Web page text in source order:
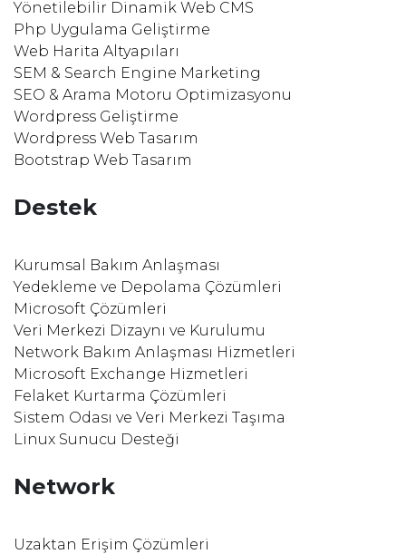
Yönetilebilir Dinamik Web CMS
Php Uygulama Geliştirme
Web Harita Altyapıları
SEM & Search Engine Marketing
SEO & Arama Motoru Optimizasyonu
Wordpress Geliştirme
Wordpress Web Tasarım
Bootstrap Web Tasarım
Destek
Kurumsal Bakım Anlaşması
Yedekleme ve Depolama Çözümleri
Microsoft Çözümleri
Veri Merkezi Dizaynı ve Kurulumu
Network Bakım Anlaşması Hizmetleri
Microsoft Exchange Hizmetleri
Felaket Kurtarma Çözümleri
Sistem Odası ve Veri Merkezi Taşıma
Linux Sunucu Desteği
Network
Uzaktan Erişim Çözümleri